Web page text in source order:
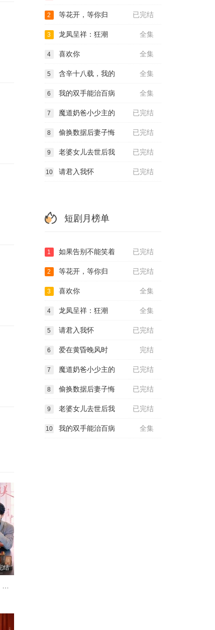
结
今晚月光很美，茶香四溢
已完结
2 等花开，等你归
全集
3 龙凤呈祥：狂潮
全集
4 喜欢你
全集
5 含辛十八载，我的
全集
6 我的双手能治百病
已完结
7 魔道奶爸小少主的
已完结
8 偷换数据后妻子悔
已完结
9 老婆女儿去世后我
已完结
10 请君入我怀
短剧月榜单
已完结
1 如果告别不能笑着
已完结
2 等花开，等你归
全集
3 喜欢你
全集
4 龙凤呈祥：狂潮
已完结
5 请君入我怀
完结
6 爱在黄昏晚风时
已完结
7 魔道奶爸小少主的
已完结
8 偷换数据后妻子悔
已完结
9 老婆女儿去世后我
全集
10 我的双手能治百病